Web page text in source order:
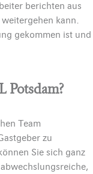
berichten aus
kann.
gekommen ist und
Team
zu
Sie sich ganz